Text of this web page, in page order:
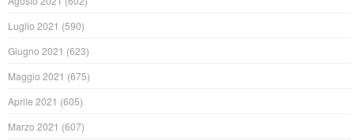
Luglio 2021 (590)
Giugno 2021 (623)
Maggio 2021 (675)
Aprile 2021 (605)
Marzo 2021 (607)